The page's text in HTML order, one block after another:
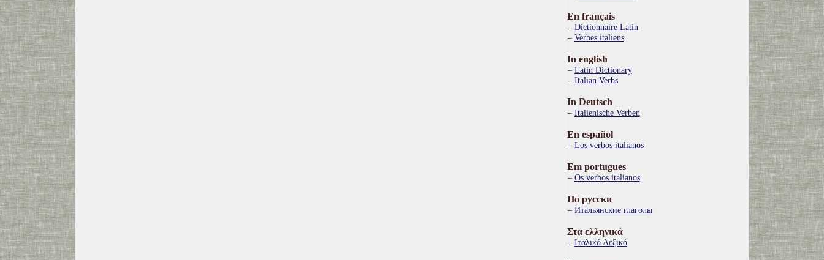
En français
Dictionnaire Latin
Verbes italiens
In english
Latin Dictionary
Italian Verbs
In Deutsch
Italienische Verben
En español
Los verbos italianos
Em portugues
Os verbos italianos
По русски
Итальянские глаголы
Στα ελληνικά
Ιταλικό Λεξικό